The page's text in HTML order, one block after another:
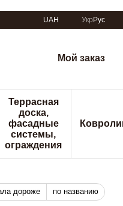
UAH Укр Рус
Мой заказ
Террасная
доска,
фасадные
системы,
ограждения
дороже по названию